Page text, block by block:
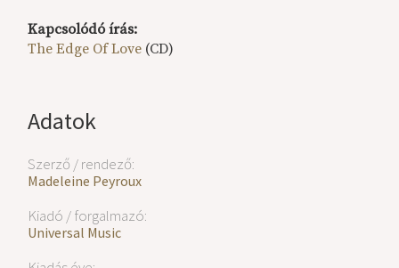
Adatok
Szerző / rendező:
Madeleine Peyroux
Kiadó / forgalmazó:
Universal Music
Kapcsolódó írás:
The Edge Of Love (CD)